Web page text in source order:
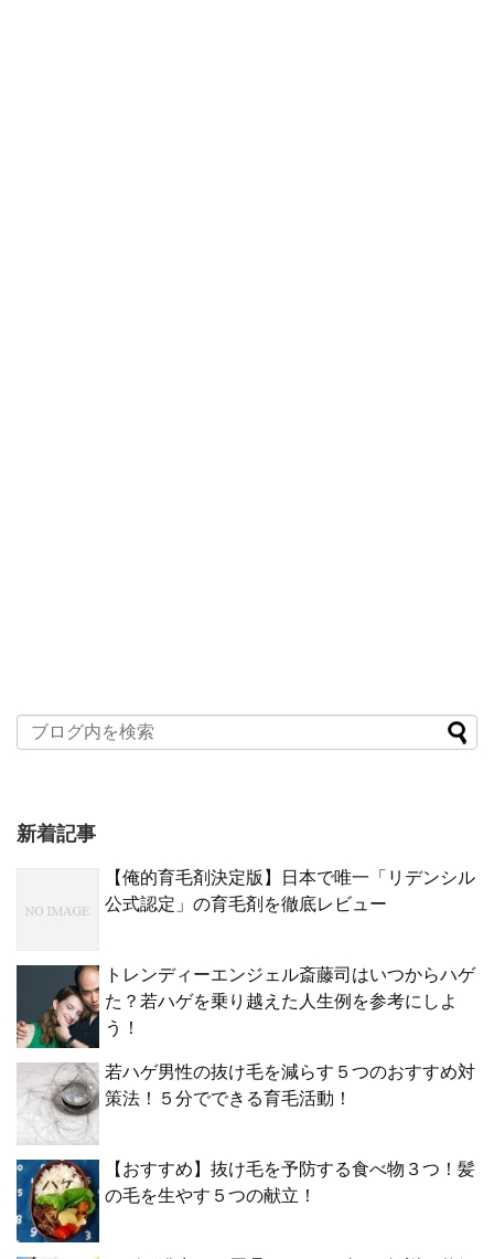
新着記事
【俺的育毛剤決定版】日本で唯一「リデンシル
公式認定」の育毛剤を徹底レビュー
トレンディーエンジェル斎藤司はいつからハゲ
た？若ハゲを乗り越えた人生例を参考にしよ
う！
若ハゲ男性の抜け毛を減らす５つのおすすめ対
策法！５分でできる育毛活動！
【おすすめ】抜け毛を予防する食べ物３つ！髪
の毛を生やす５つの献立！